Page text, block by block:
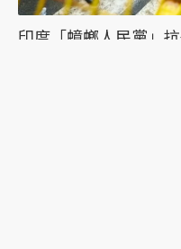
印度「蟑螂人民黨」